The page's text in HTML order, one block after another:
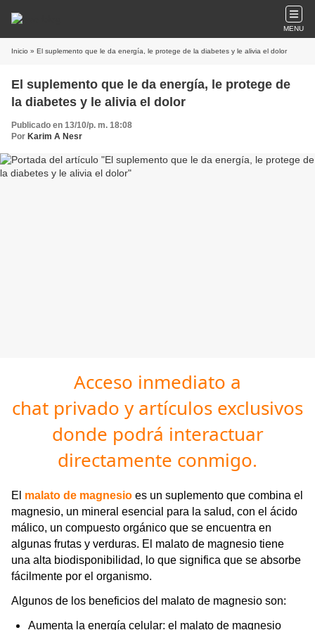
MENU
Inicio » El suplemento que le da energía, le protege de la diabetes y le alivia el dolor
El suplemento que le da energía, le protege de
la diabetes y le alivia el dolor
Publicado en 13/10/p. m. 18:08
Por Karim A Nesr
Acceso inmediato a
chat privado y artículos exclusivos
donde podrá interactuar
directamente conmigo.
El malato de magnesio es un suplemento que combina el
magnesio, un mineral esencial para la salud, con el ácido
málico, un compuesto orgánico que se encuentra en
algunas frutas y verduras. El malato de magnesio tiene
una alta biodisponibilidad, lo que significa que se absorbe
fácilmente por el organismo.
Algunos de los beneficios del malato de magnesio son:
Aumenta la energía celular: el malato de magnesio